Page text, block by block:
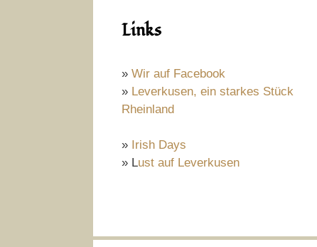
Links
» Wir auf Facebook
» Leverkusen, ein starkes Stück
Rheinland
» Irish Days
» Lust auf Leverkusen